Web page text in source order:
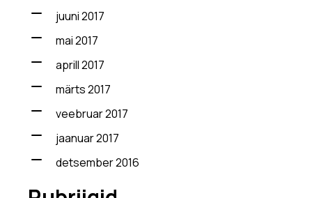
juuni 2017
mai 2017
aprill 2017
märts 2017
veebruar 2017
jaanuar 2017
detsember 2016